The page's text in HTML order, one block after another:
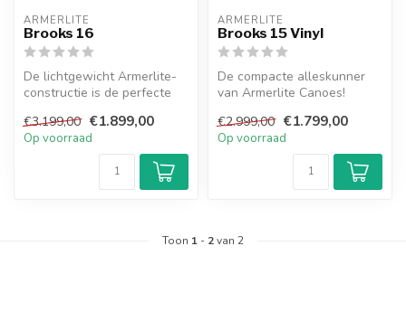
ARMERLITE
Brooks 16
De lichtgewicht Armerlite-
constructie is de perfecte
en...
€3.199,00 €1.899,00
Op voorraad
ARMERLITE
Brooks 15 Vinyl
De compacte alleskunner
van Armerlite Canoes!
€2.999,00 €1.799,00
Op voorraad
Toon 1 - 2van 2